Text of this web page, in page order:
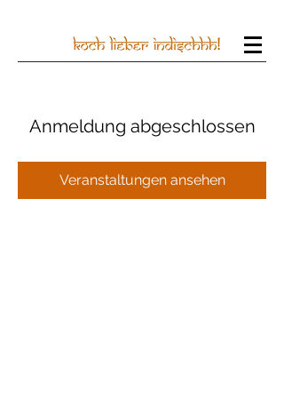
Anmeldung abgeschlossen
Veranstaltungen ansehen